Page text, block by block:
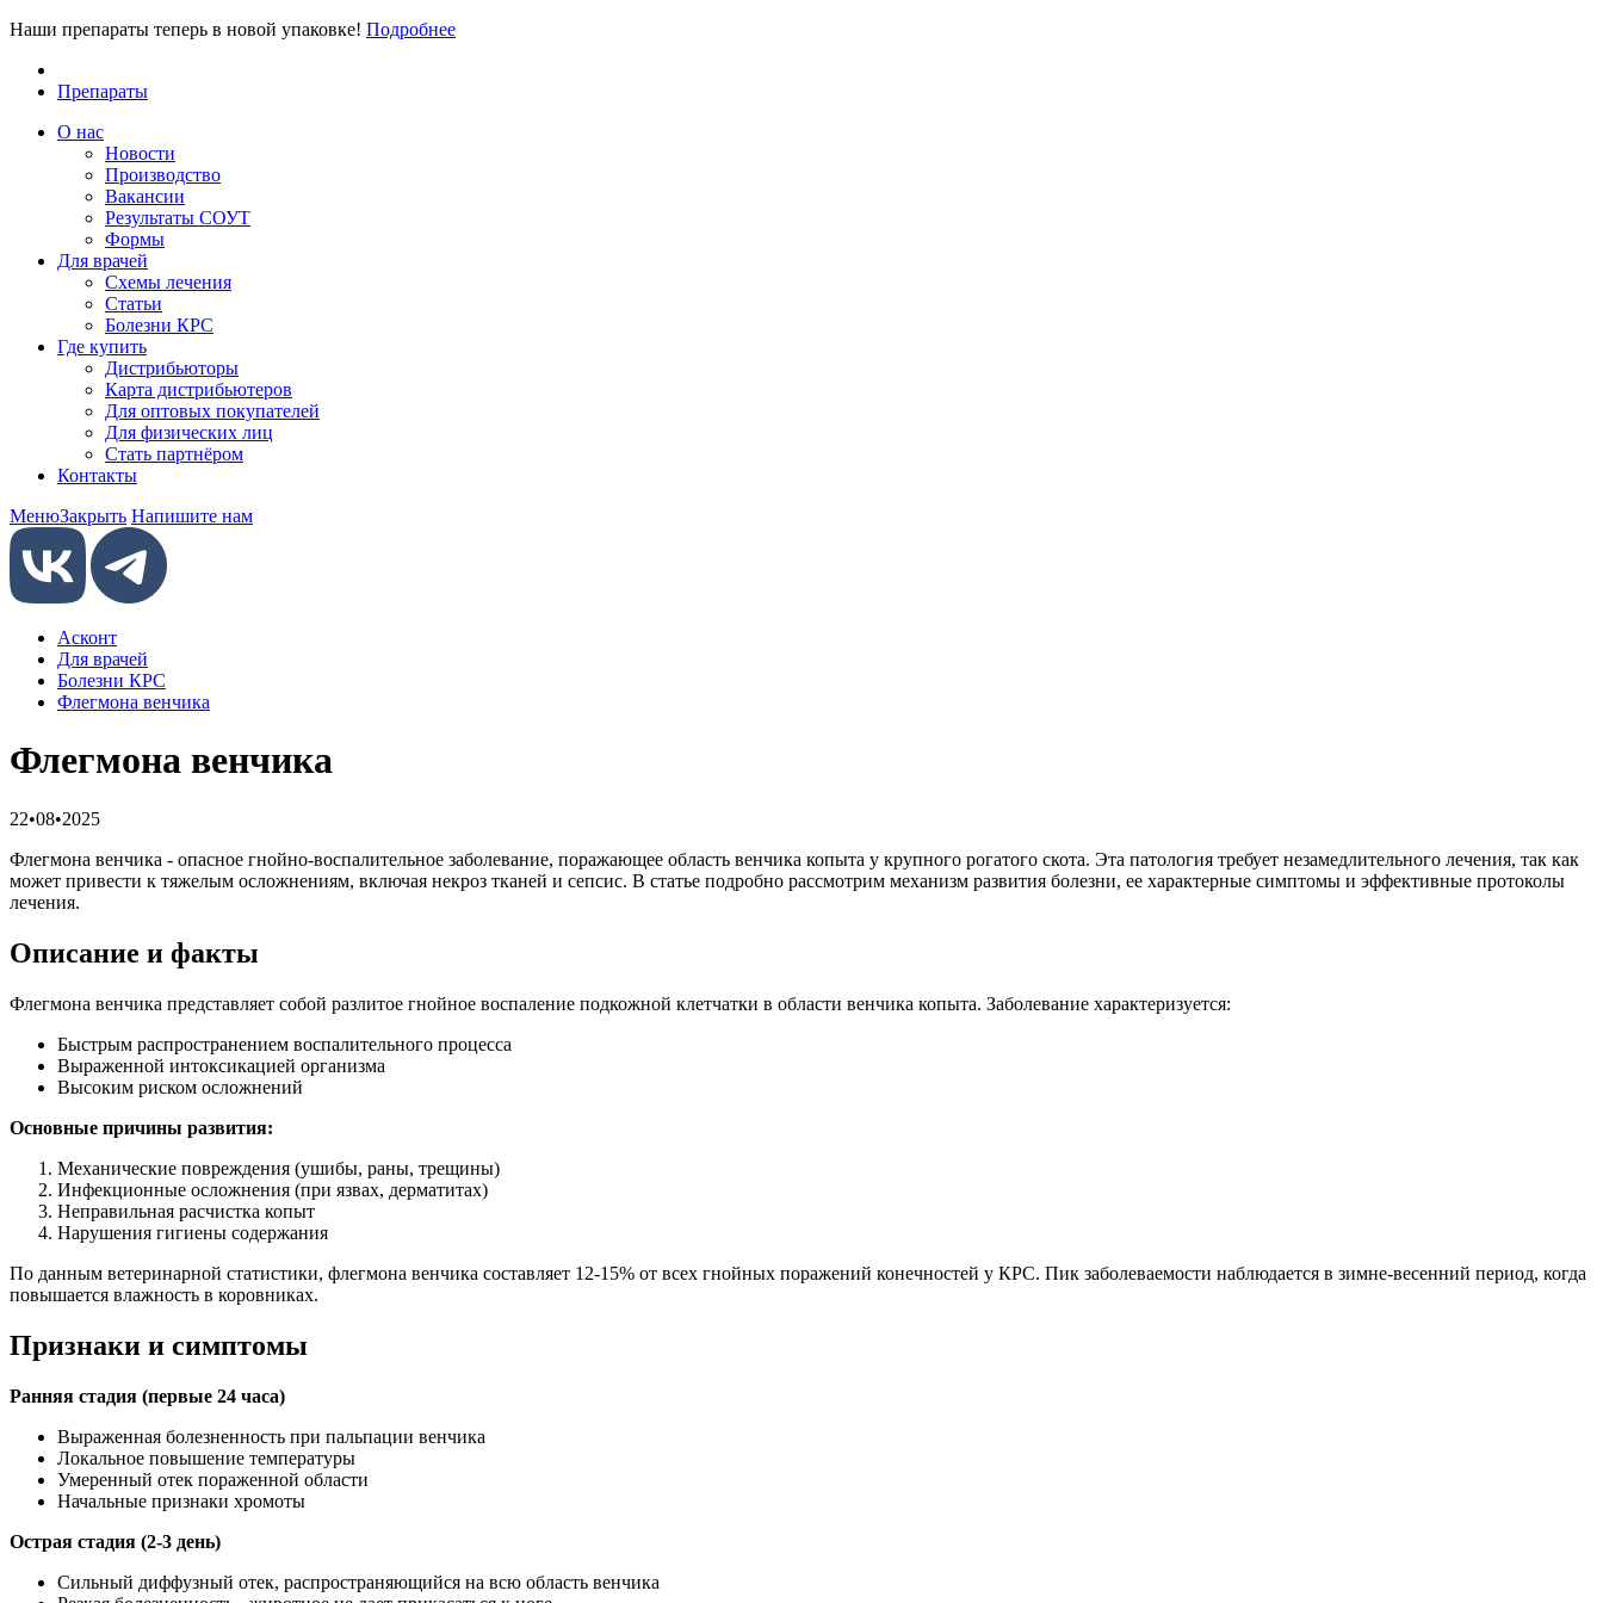
Наши препараты теперь в новой упаковке! Подробнее
Препараты
О нас
Новости
Производство
Вакансии
Результаты СОУТ
Формы
Для врачей
Схемы лечения
Статьи
Болезни КРС
Где купить
Дистрибьюторы
Карта дистрибьютеров
Для оптовых покупателей
Для физических лиц
Стать партнёром
Контакты
МенюЗакрыть Напишите нам
Асконт
Для врачей
Болезни КРС
Флегмона венчика
Флегмона венчика
22•08•2025
Флегмона венчика - опасное гнойно-воспалительное заболевание, поражающее область венчика копыта у крупного рогатого скота. Эта патология требует незамедлительного лечения, так как
может привести к тяжелым осложнениям, включая некроз тканей и сепсис. В статье подробно рассмотрим механизм развития болезни, ее характерные симптомы и эффективные протоколы
лечения.
Описание и факты
Флегмона венчика представляет собой разлитое гнойное воспаление подкожной клетчатки в области венчика копыта. Заболевание характеризуется:
Быстрым распространением воспалительного процесса
Выраженной интоксикацией организма
Высоким риском осложнений
Основные причины развития:
Механические повреждения (ушибы, раны, трещины)
Инфекционные осложнения (при язвах, дерматитах)
Неправильная расчистка копыт
Нарушения гигиены содержания
По данным ветеринарной статистики, флегмона венчика составляет 12-15% от всех гнойных поражений конечностей у КРС. Пик заболеваемости наблюдается в зимне-весенний период, когда
повышается влажность в коровниках.
Признаки и симптомы
Ранняя стадия (первые 24 часа)
Выраженная болезненность при пальпации венчика
Локальное повышение температуры
Умеренный отек пораженной области
Начальные признаки хромоты
Острая стадия (2-3 день)
Сильный диффузный отек, распространяющийся на всю область венчика